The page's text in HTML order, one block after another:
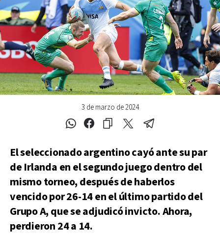
3 de marzo de 2024
El seleccionado argentino cayó ante su par
de Irlanda en el segundo juego dentro del
mismo torneo, después de haberlos
vencido por 26-14 en el último partido del
Grupo A, que se adjudicó invicto. Ahora,
perdieron 24 a 14.